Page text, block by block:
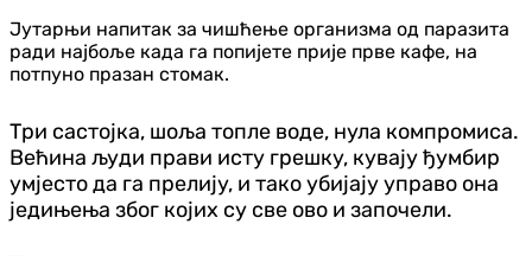
Јутарњи напитак за чишћење организма од паразита
ради најбоље када га попијете прије прве кафе, на
потпуно празан стомак.
Три састојка, шоља топле воде, нула компромиса.
Већина људи прави исту грешку, кувају ђумбир
умјесто да га прелију, и тако убијају управо она
једињења због којих су све ово и започели.